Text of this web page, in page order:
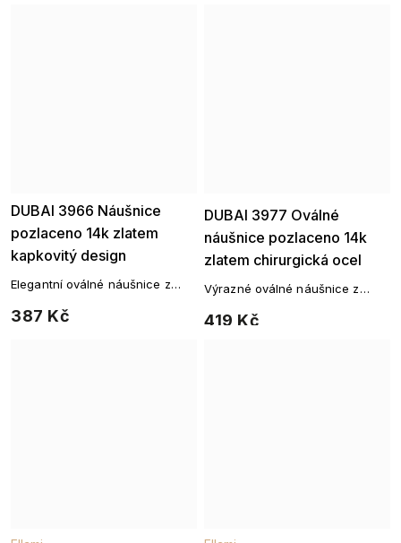
DUBAI 3966 Náušnice
pozlaceno 14k zlatem
kapkovitý design
387 Kč
Elegantní oválné náušnice z
DUBAI 3977 Oválné
náušnice pozlaceno 14k
zlatem chirurgická ocel
Ellami
419 Kč
Výrazné oválné náušnice z